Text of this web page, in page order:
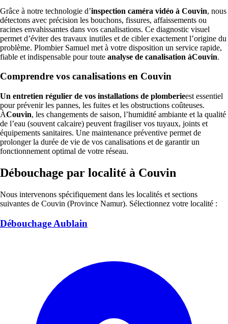
Grâce à notre technologie d’inspection caméra vidéo à Couvin, nous
détectons avec précision les bouchons, fissures, affaissements ou
racines envahissantes dans vos canalisations. Ce diagnostic visuel
permet d’éviter des travaux inutiles et de cibler exactement l’origine du
problème. Plombier Samuel met à votre disposition un service rapide,
fiable et indispensable pour toute analyse de canalisation àCouvin.
Comprendre vos canalisations en Couvin
Un entretien régulier de vos installations de plomberieest essentiel
pour prévenir les pannes, les fuites et les obstructions coûteuses.
ÀCouvin, les changements de saison, l’humidité ambiante et la qualité
de l’eau (souvent calcaire) peuvent fragiliser vos tuyaux, joints et
équipements sanitaires. Une maintenance préventive permet de
prolonger la durée de vie de vos canalisations et de garantir un
fonctionnement optimal de votre réseau.
Débouchage par localité à Couvin
Nous intervenons spécifiquement dans les localités et sections
suivantes de Couvin (Province Namur). Sélectionnez votre localité :
Débouchage Aublain